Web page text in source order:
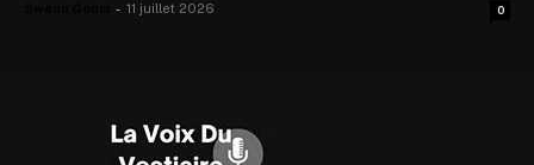
- 11 juillet 2026 0